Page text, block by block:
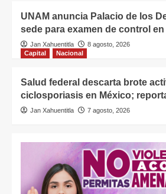
UNAM anuncia Palacio de los
sede para examen de control en
Jan Xahuentitla
8 agosto, 2026
Capital
Nacional
Salud federal descarta brote
ciclosporiasis en México;
Jan Xahuentitla 7 agosto, 2026